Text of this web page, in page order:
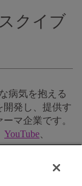
クイブ
病気を抱える
開発し、提供す
マ企業です。
YouTube